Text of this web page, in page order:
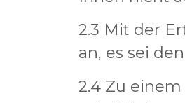
2.3 Mit der
an, es sei
2.4 Zu